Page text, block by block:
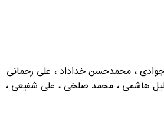
، محمدحسن خداداد ، علی رحمانی
هاشمی ، محمد صلخی ، علی شفیعی ،